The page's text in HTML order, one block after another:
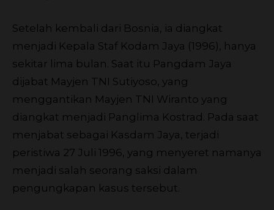
Setelah kembali dari Bosnia, ia diangkat
menjadi Kepala Staf Kodam Jaya (1996), hanya
sekitar lima bulan. Saat itu Pangdam Jaya
dijabat Mayjen TNI Sutiyoso, yang
menggantikan Mayjen TNI Wiranto yang
diangkat menjadi Panglima Kostrad. Pada saat
menjabat sebagai Kasdam Jaya, terjadi
peristiwa 27 Juli 1996, yang menyeret namanya
menjadi salah seorang saksi dalam
pengungkapan kasus tersebut.